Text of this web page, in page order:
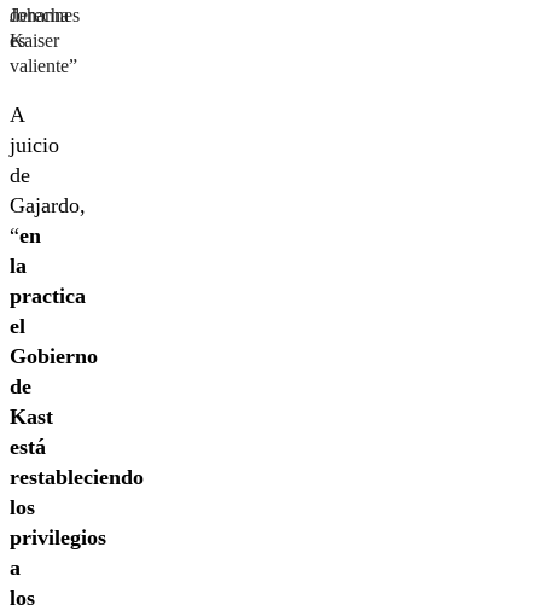
Johannes
Kaiser
derecha
es
valiente”
A
juicio
de
Gajardo,
“en
la
practica
el
Gobierno
de
Kast
está
restableciendo
los
privilegios
a
los